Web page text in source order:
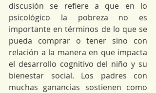
discusión se refiere a que en lo
psicológico la pobreza no es
importante en términos de lo que se
pueda comprar o tener sino con
relación a la manera en que impacta
el desarrollo cognitivo del niño y su
bienestar social. Los padres con
muchas ganancias sostienen como